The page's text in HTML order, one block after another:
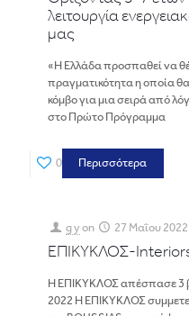
λειτουργία
μας
«Η Ελλάδα προσπαθεί να
πραγματικότητα η οποία
κόμβο για μια σειρά από
στο Πρώτο Πρόγραμμα
0 Περισσότερα
g y on 27 Μαΐου 2022
ΕΠΙΚΥΚΛΟΣ-
Η ΕΠΙΚΥΚΛΟΣ απέσπασε 3
2022 Η ΕΠΙΚΥΚΛΟΣ